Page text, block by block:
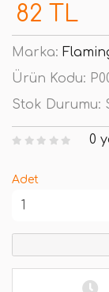
82 TL
Marka:
Ürün Kodu:
Stok Durumu:
0
Adet